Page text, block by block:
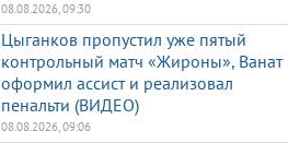
08.08.2026, 09:30
Цыганков пропустил уже пятый
контрольный матч «Жироны», Ванат
оформил ассист и реализовал
пенальти (ВИДЕО)
08.08.2026, 09:06